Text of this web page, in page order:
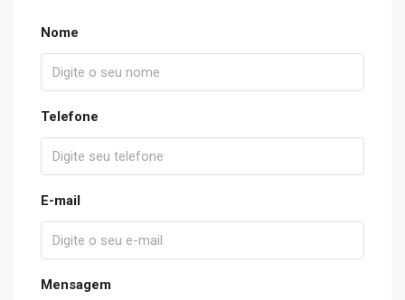
Nome
Telefone
E-mail
Mensagem